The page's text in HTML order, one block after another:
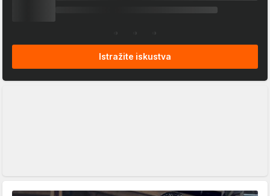
Istražite iskustva